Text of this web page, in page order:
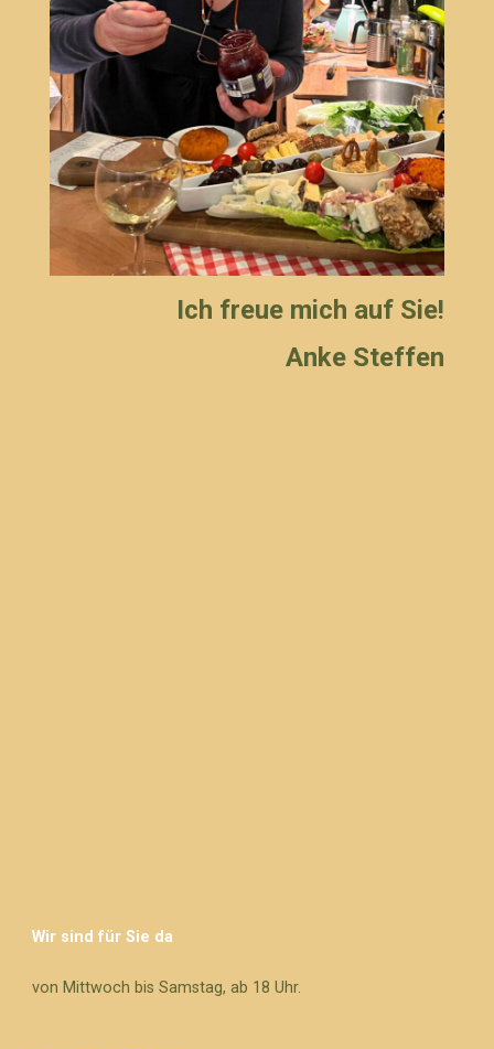
Ich freue mich auf Sie!
Anke Steffen
Wir sind für Sie da
von Mittwoch bis Samstag, ab 18 Uhr.